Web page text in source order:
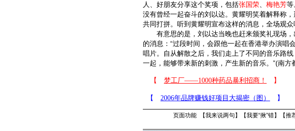
人、好朋友分享这个奖项，包括张国荣 梅艳芳等
没有曾经一起奋斗的刘以达。黄耀明笑着解释称
共同打拼。听到黄耀明宣布这样的消息，全场观众
有意思的是，刘以达当晚也赶来颁奖礼现场，
的消息：“过段时间，会跟他一起在香港举办演唱
唱片。自从解散之后，我们走上了不同的音乐路
一起，能够带来新的刺激，产生新的音乐。”(南方
页面功能 【我来说两句 】【我要“揪”错】【推